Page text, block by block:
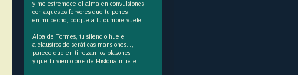
y me estremece el alma en convulsiones,
con aquestos fervores que tu pones
en mi pecho, porque a tu cumbre vuele.
Alba de Tormes, tu silencio huele
a claustros de seráficas mansiones…,
parece que en ti rezan los blasones
y que tu viento oros de Historia muele.